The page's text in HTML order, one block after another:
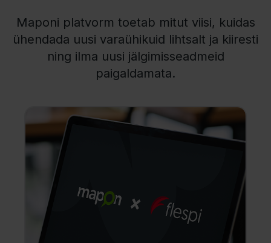
Maponi platvorm toetab mitut viisi, kuidas
ühendada uusi varaühikuid lihtsalt ja kiiresti
ning ilma uusi jälgimisseadmeid
paigaldamata.